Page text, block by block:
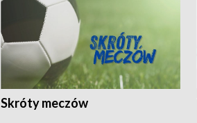
Skróty meczów